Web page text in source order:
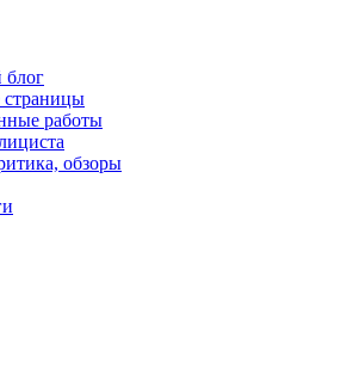
блог
страницы
работы
обзоры